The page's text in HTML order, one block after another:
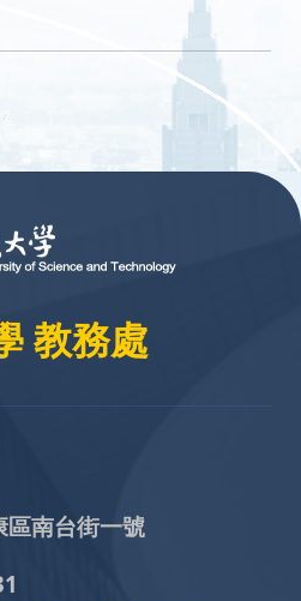
教務處
南台街一號